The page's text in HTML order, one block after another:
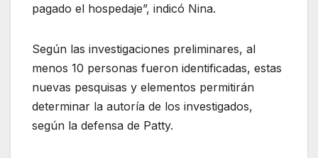
pagado el hospedaje”, indicó Nina.
Según las investigaciones preliminares, al
menos 10 personas fueron identificadas, estas
nuevas pesquisas y elementos permitirán
determinar la autoría de los investigados,
según la defensa de Patty.